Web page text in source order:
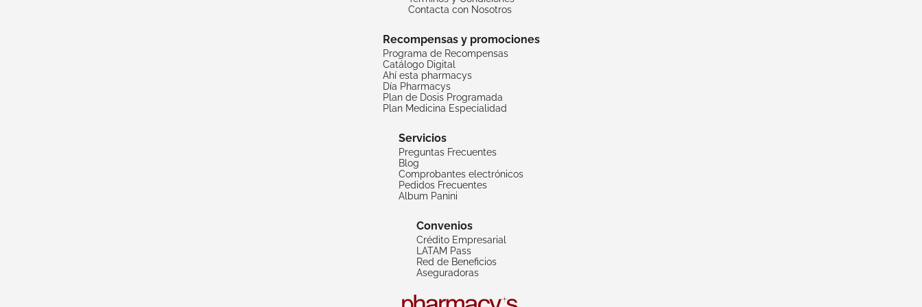
Contacta con Nosotros
Recompensas y promociones
Programa de Recompensas
Catálogo Digital
Ahí esta pharmacys
Día Pharmacys
Plan de Dosis Programada
Plan Medicina Especialidad
Servicios
Preguntas Frecuentes
Blog
Comprobantes electrónicos
Pedidos Frecuentes
Album Panini
Convenios
Crédito Empresarial
LATAM Pass
Red de Beneficios
Aseguradoras